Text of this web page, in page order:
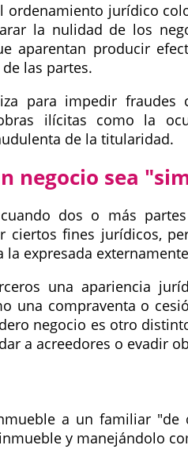
ordenamiento jurídico
la nulidad de los
aparentan producir
las partes.
para impedir fraudes
ilícitas como la
de la titularidad.
negocio sea
dos o más
ciertos fines jurídicos,
expresada
una apariencia
una compraventa o
negocio es otro
a acreedores o evadir
a un familiar "de
y manejándolo